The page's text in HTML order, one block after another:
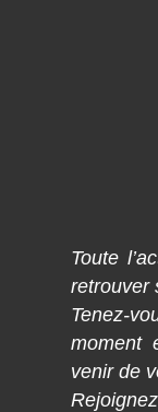
Toute
retrouver
Tenez-
moment
venir de